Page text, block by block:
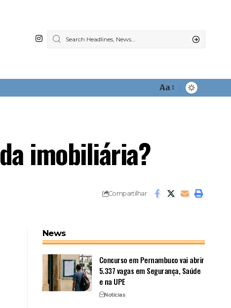
Font
Aa
imobiliária?
Compartilhar
News
Concurso em Pernambuco vai abrir
5.337 vagas em Segurança, Saúde
e na UPE
Notícias